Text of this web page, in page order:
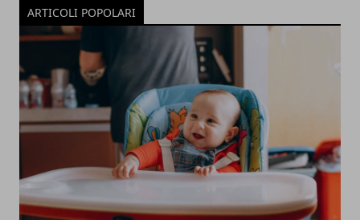
ARTICOLI POPOLARI